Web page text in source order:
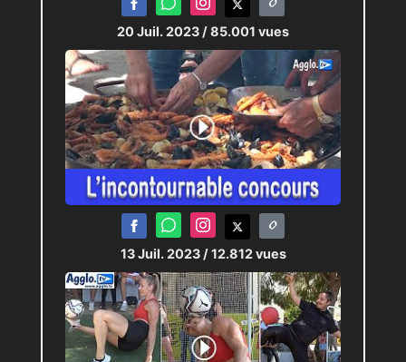
20 Juil. 2023 / 85.001 vues
13 Juil. 2023 / 12.812 vues